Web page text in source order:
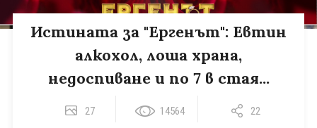
Истината за "Ергенът": Евтин
алкохол, лоша храна,
недоспиване и по 7 в стая...
27 14564 22